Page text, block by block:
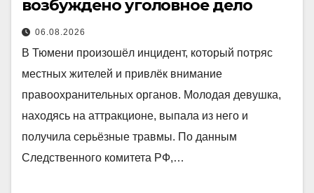
возбуждено уголовное дело
06.08.2026
В Тюмени произошёл инцидент, который потряс
местных жителей и привлёк внимание
правоохранительных органов. Молодая девушка,
находясь на аттракционе, выпала из него и
получила серьёзные травмы. По данным
Следственного комитета РФ,…